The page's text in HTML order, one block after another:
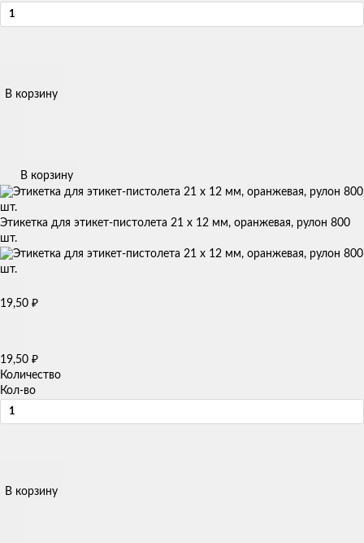
В корзину
В корзину
Этикетка для этикет-пистолета 21 х 12 мм, оранжевая, рулон 800
шт.
19,50 ₽
19,50 ₽
Количество
Кол-во
В корзину